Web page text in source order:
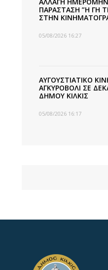
ΠΑΡΑΣΤΑΣΗ ”Η ΓΗ
ΣΤΗΝ
05/08/2026 16:27
ΑΥΓΟΥΣΤΙΑΤΙΚΟ
ΑΓΚΥΡΟΒΟΛΙ ΣΕ
ΔΗΜΟΥ ΚΙΛΚΙΣ
05/08/2026 16:17